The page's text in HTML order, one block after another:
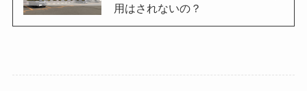
用はされないの？